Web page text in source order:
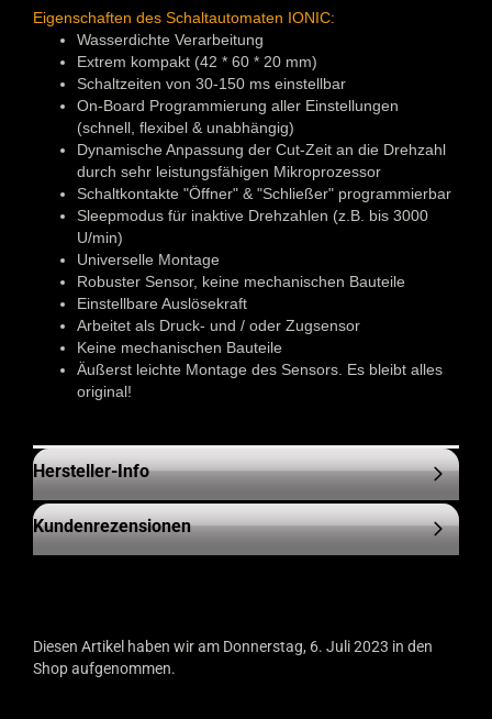
Eigenschaften des Schaltautomaten IONIC:
Wasserdichte Verarbeitung
Extrem kompakt (42 * 60 * 20 mm)
Schaltzeiten von 30-150 ms einstellbar
On-Board Programmierung aller Einstellungen
(schnell, flexibel & unabhängig)
Dynamische Anpassung der Cut-Zeit an die Drehzahl
durch sehr leistungsfähigen Mikroprozessor
Schaltkontakte "Öffner" & "Schließer" programmierbar
Sleepmodus für inaktive Drehzahlen (z.B. bis 3000
U/min)
Universelle Montage
Robuster Sensor, keine mechanischen Bauteile
Einstellbare Auslösekraft
Arbeitet als Druck- und / oder Zugsensor
Keine mechanischen Bauteile
Äußerst leichte Montage des Sensors. Es bleibt alles
original!
Hersteller-Info
Kundenrezensionen
Diesen Artikel haben wir am Donnerstag, 6. Juli 2023 in den
Shop aufgenommen.